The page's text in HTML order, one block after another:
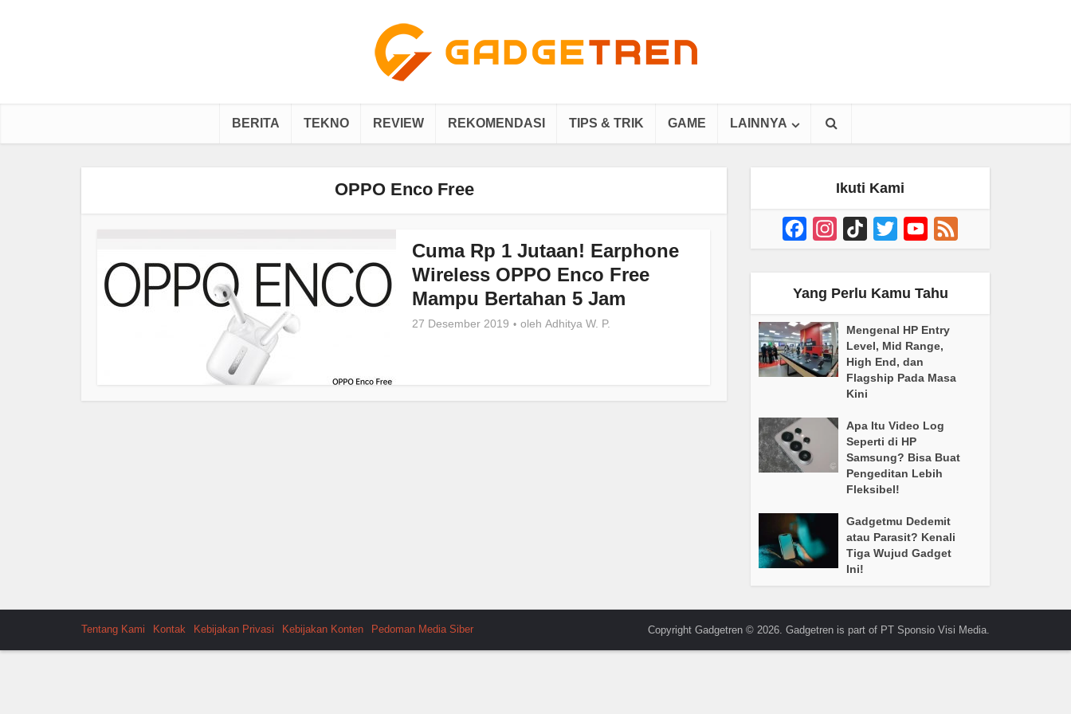
BERITA TEKNO REVIEW REKOMENDASI TIPS & TRIK GAME LAINNYA
OPPO Enco Free
Cuma Rp 1 Jutaan! Earphone
Wireless OPPO Enco Free
Mampu Bertahan 5 Jam
27 Desember 2019 oleh Adhitya W. P.
Ikuti Kami
FacebookInstagram
TikTok Twitter YouTube
Channel
Yang Perlu Kamu Tahu
Mengenal HP Entry
Level, Mid Range,
High End, dan
Flagship Pada Masa
Kini
Apa Itu Video Log
Seperti di HP
Samsung? Bisa Buat
Pengeditan Lebih
Fleksibel!
Gadgetmu Dedemit
atau Parasit? Kenali
Tiga Wujud Gadget
Ini!
Tentang Kami Kontak Kebijakan Privasi Kebijakan Konten Pedoman Media Siber Copyright Gadgetren © 2026. Gadgetren is part of PT Sponsio Visi Media.